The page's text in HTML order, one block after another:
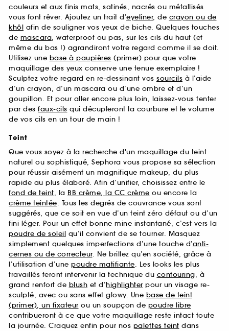
couleurs et aux finis mats, satinés, nacrés ou métallisés
vous font rêver. Ajoutez un trait d’eyeliner, de crayon ou de
khôl afin de souligner vos yeux de biche. Quelques touches
de mascara, waterproof ou pas, sur les cils du haut (et
même du bas !) agrandiront votre regard comme il se doit.
Utilisez une base à paupières (primer) pour que votre
maquillage des yeux conserve une tenue exemplaire !
Sculptez votre regard en re-dessinant vos sourcils à l’aide
d’un crayon, d’un mascara ou d’une ombre et d’un
goupillon. Et pour aller encore plus loin, laissez-vous tenter
par des faux-cils qui décupleront la courbure et le volume
de vos cils en un tour de main !
Teint
Que vous soyez à la recherche d'un maquillage du teint
naturel ou sophistiqué, Sephora vous propose sa sélection
pour réussir aisément un magnifique makeup, du plus
rapide au plus élaboré. Afin d’unifier, choisissez entre le
fond de teint, la BB crème, la CC crème ou encore la
crème teintée. Tous les degrés de couvrance vous sont
suggérés, que ce soit en vue d’un teint zéro défaut ou d’un
fini léger. Pour un effet bonne mine instantané, c’est vers la
poudre de soleil qu’il convient de se tourner. Masquez
simplement quelques imperfections d’une touche d’anti-
cernes ou de correcteur. Ne brillez qu’en société, grâce à
l’utilisation d’une poudre matifiante. Les looks les plus
travaillés feront intervenir la technique du contouring, à
grand renfort de blush et d’highlighter pour un visage re-
sculpté, avec ou sans effet glowy. Une base de teint
(primer), un fixateur ou un soupçon de poudre libre
contribueront à ce que votre maquillage reste intact toute
la journée. Craquez enfin pour nos palettes teint dans